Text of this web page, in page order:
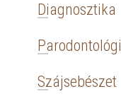
Diagnosztika
Szájsebészet